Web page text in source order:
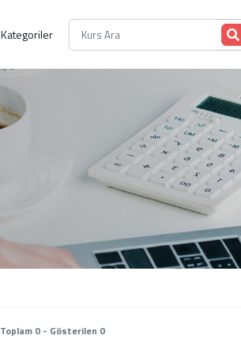
Kategoriler
Toplam 0 - Gösterilen 0